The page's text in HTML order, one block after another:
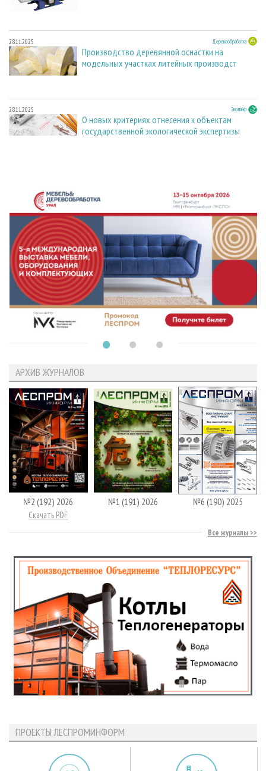
28.11.2025 Деревообработка
Производство деревянной оснастки на
модельных участках литейных производст
28.11.2025 Эколайф
О новых критериях отнесения к объектам
государственной экологической экспертизы
АРХИВ ЖУРНАЛОВ
№2 (192) 2026
Скачать PDF
№1 (191) 2026 №6 (190) 2025
Все журналы
ПРОЕКТЫ ЛЕСПРОМИНФОРМ